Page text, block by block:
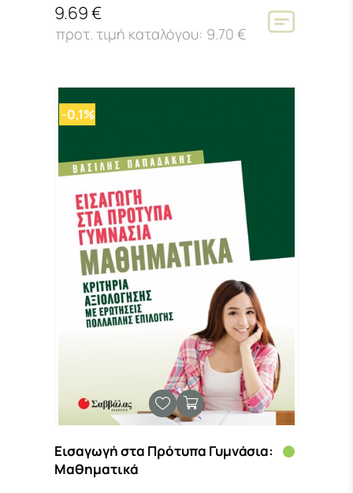
9.69 €
9.70 €
-0,1%
Εισαγωγή στα Πρότυπα Γυμνάσια:
Μαθηματικά